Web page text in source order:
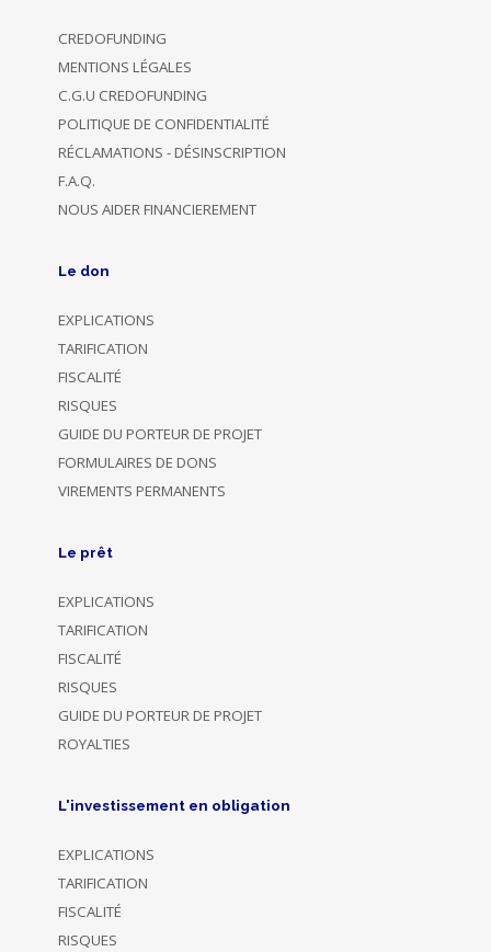
CREDOFUNDING
MENTIONS LÉGALES
C.G.U CREDOFUNDING
POLITIQUE DE CONFIDENTIALITÉ
RÉCLAMATIONS - DÉSINSCRIPTION
F.A.Q.
NOUS AIDER FINANCIEREMENT
Le don
EXPLICATIONS
TARIFICATION
FISCALITÉ
RISQUES
GUIDE DU PORTEUR DE PROJET
FORMULAIRES DE DONS
VIREMENTS PERMANENTS
Le prêt
EXPLICATIONS
TARIFICATION
FISCALITÉ
RISQUES
GUIDE DU PORTEUR DE PROJET
ROYALTIES
L'investissement en obligation
EXPLICATIONS
TARIFICATION
FISCALITÉ
RISQUES